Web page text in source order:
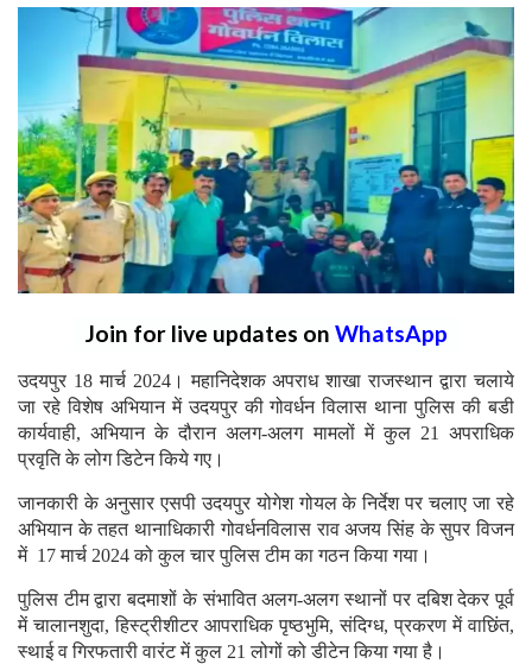
Join for live updates on WhatsApp
उदयपुर 18 मार्च 2024। महानिदेशक अपराध शाखा राजस्थान द्वारा चलाये
जा रहे विशेष अभियान में उदयपुर की गोवर्धन विलास थाना पुलिस की बडी
कार्यवाही, अभियान के दौरान अलग-अलग मामलों में कुल 21 अपराधिक
प्रवृति के लोग डिटेन किये गए।
जानकारी के अनुसार एसपी उदयपुर योगेश गोयल के निर्देश पर चलाए जा रहे
अभियान के तहत थानाधिकारी गोवर्धनविलास राव अजय सिंह के सुपर विजन
में 17 मार्च 2024 को कुल चार पुलिस टीम का गठन किया गया।
पुलिस टीम द्वारा बदमाशों के संभावित अलग-अलग स्थानों पर दबिश देकर पूर्व
में चालानशुदा, हिस्ट्रीशीटर आपराधिक पृष्ठभुमि, संदिग्ध, प्रकरण में वाछिंत,
स्थाई व गिरफतारी वारंट में कुल 21 लोगों को डीटेन किया गया है।